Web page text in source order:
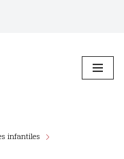
infantiles